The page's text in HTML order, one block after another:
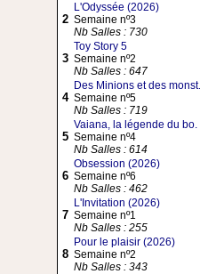
2
L'Odyssée (2026)
Semaine nº3
Nb Salles : 730
3
Toy Story 5
Semaine nº2
Nb Salles : 647
4
Des Minions et des monst.
Semaine nº5
Nb Salles : 719
5
Vaiana, la légende du bo.
Semaine nº4
Nb Salles : 614
6
Obsession (2026)
Semaine nº6
Nb Salles : 462
7
L'Invitation (2026)
Semaine nº1
Nb Salles : 255
8
Pour le plaisir (2026)
Semaine nº2
Nb Salles : 343